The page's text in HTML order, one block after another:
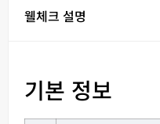
웰체크 설명
기본 정보